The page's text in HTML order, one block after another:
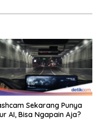
Sekarang Punya
AI, Bisa Ngapain Aja?